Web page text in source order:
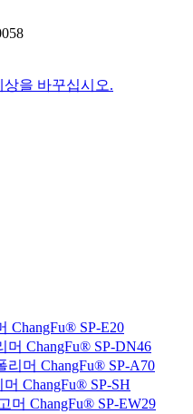
을 바꾸십시오.
ChangFu® SP-E20
ChangFu® SP-DN46
머 ChangFu® SP-A70
ChangFu® SP-SH
머 ChangFu® SP-EW29